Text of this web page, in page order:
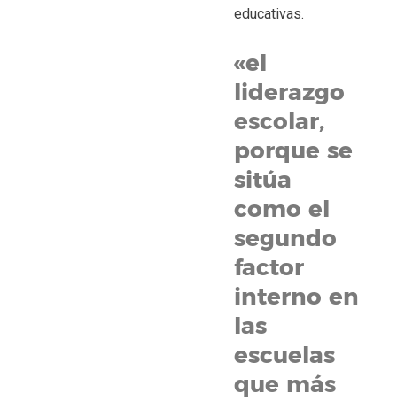
educativas.
«el
liderazgo
escolar,
porque se
sitúa
como el
segundo
factor
interno en
las
escuelas
que más